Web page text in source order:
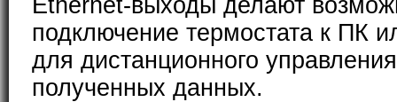
Ethernet-выходы делают
подключение термостата к ПК
для дистанционного
полученных данных.